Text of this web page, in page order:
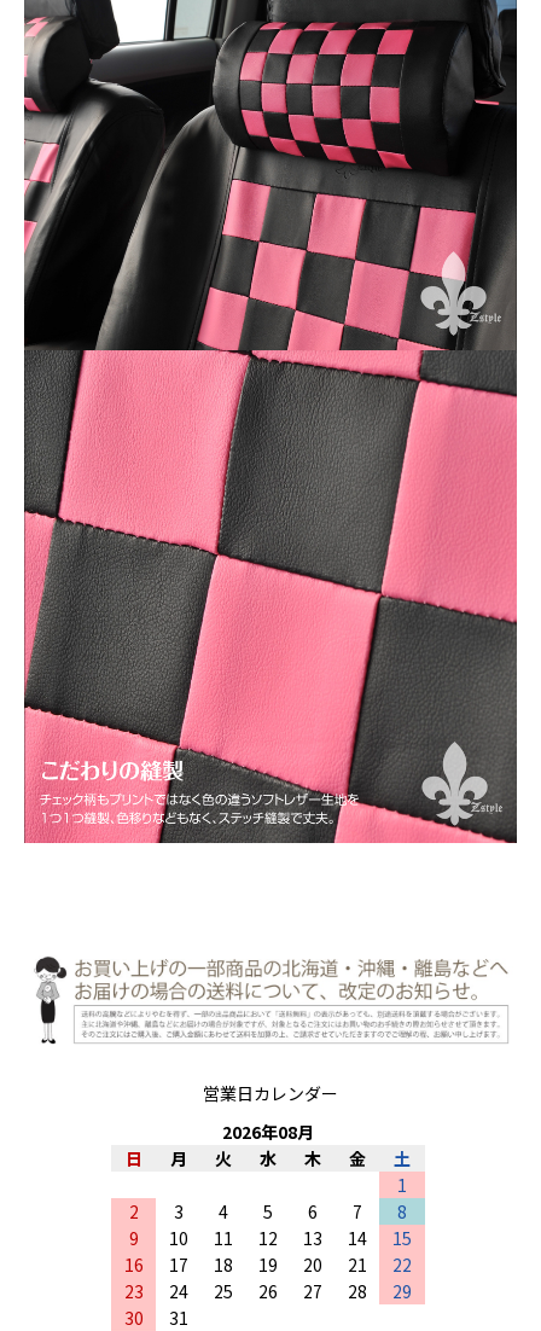
営業日カレンダー
2026年08月
日
月 火 水 木 金
土
1
2
3 4 5 6 7
8
9
10 11 12 13 14
15
16
17 18 19 20 21
22
23
24 25 26 27 28
29
30
31